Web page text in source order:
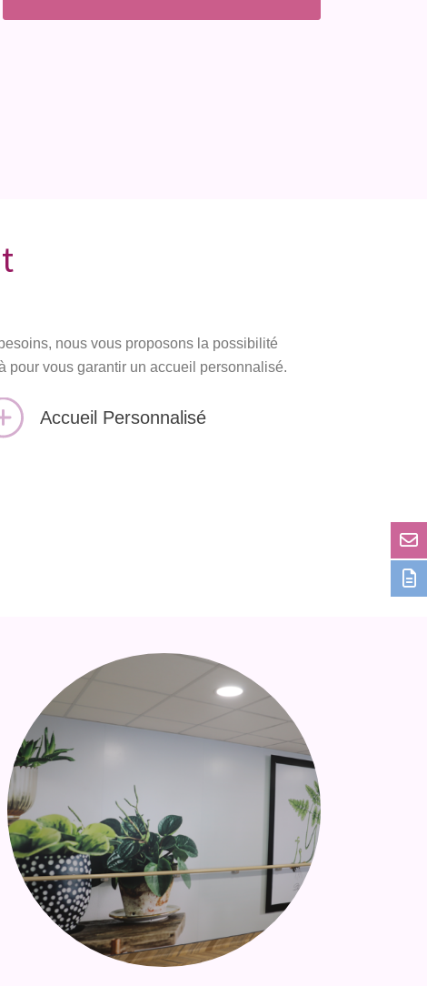
nous vous proposons la possibilité
pour vous garantir un accueil personnalisé.
Accueil Personnalisé